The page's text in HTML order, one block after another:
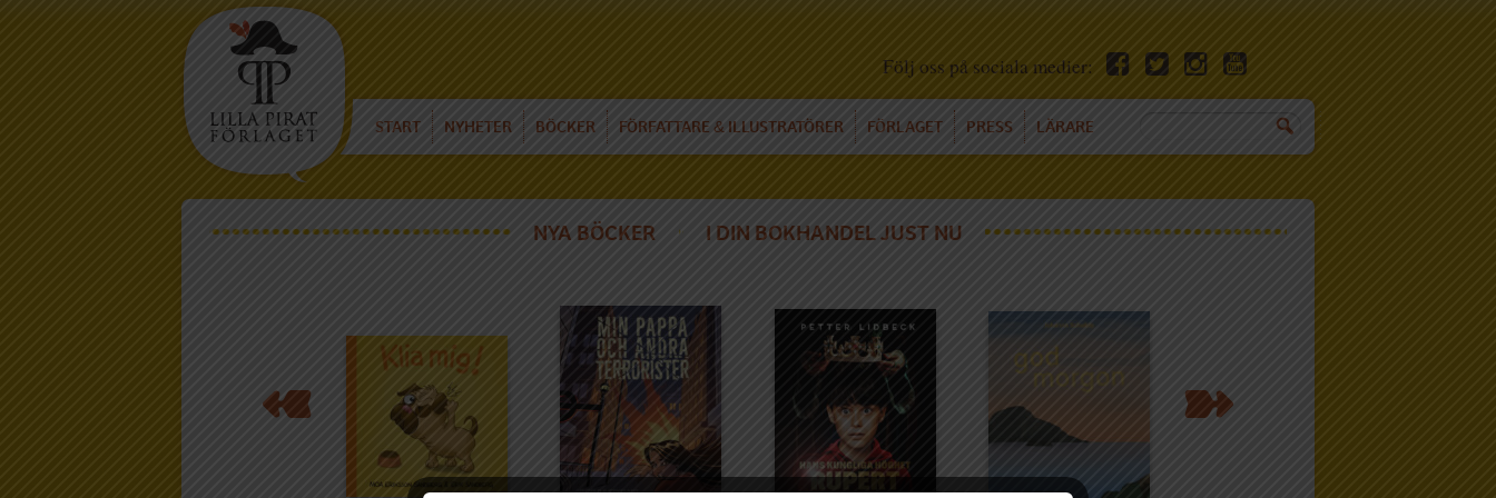
Följ oss på sociala medier:
START NYHETER BÖCKER FÖRFATTARE & ILLUSTRATÖRER FÖRLAGET PRESS LÄRARE
NYA BÖCKER I DIN BOKHANDEL JUST NU